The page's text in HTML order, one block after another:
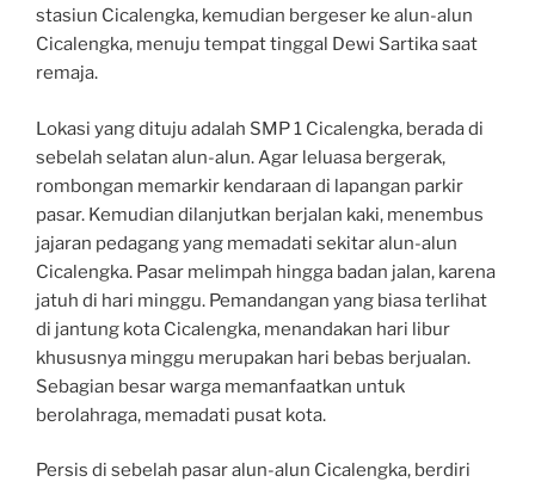
stasiun Cicalengka, kemudian bergeser ke alun-alun
Cicalengka, menuju tempat tinggal Dewi Sartika saat
remaja.
Lokasi yang dituju adalah SMP 1 Cicalengka, berada di
sebelah selatan alun-alun. Agar leluasa bergerak,
rombongan memarkir kendaraan di lapangan parkir
pasar. Kemudian dilanjutkan berjalan kaki, menembus
jajaran pedagang yang memadati sekitar alun-alun
Cicalengka. Pasar melimpah hingga badan jalan, karena
jatuh di hari minggu. Pemandangan yang biasa terlihat
di jantung kota Cicalengka, menandakan hari libur
khususnya minggu merupakan hari bebas berjualan.
Sebagian besar warga memanfaatkan untuk
berolahraga, memadati pusat kota.
Persis di sebelah pasar alun-alun Cicalengka, berdiri